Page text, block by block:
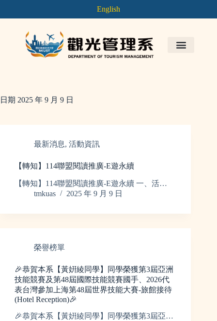
English
日期 2025 年 9 月 9 日
最新消息, 活動資訊
【轉知】114聯盟閱讀推廣-E遊永續
【轉知】114聯盟閱讀推廣-E遊永續 一、活…
tmkuas
2025 年 9 月 9 日
榮譽榜單
🎉恭賀本系【黃姸綾同學】同學榮獲第3屆亞洲
技能競賽及第48屆國際技能競賽國手、2026代
表台灣參加上海第48屆世界技能大賽-旅館接待
(Hotel Reception)🎉
🎉恭賀本系【黃姸綾同學】同學榮獲第3屆亞…